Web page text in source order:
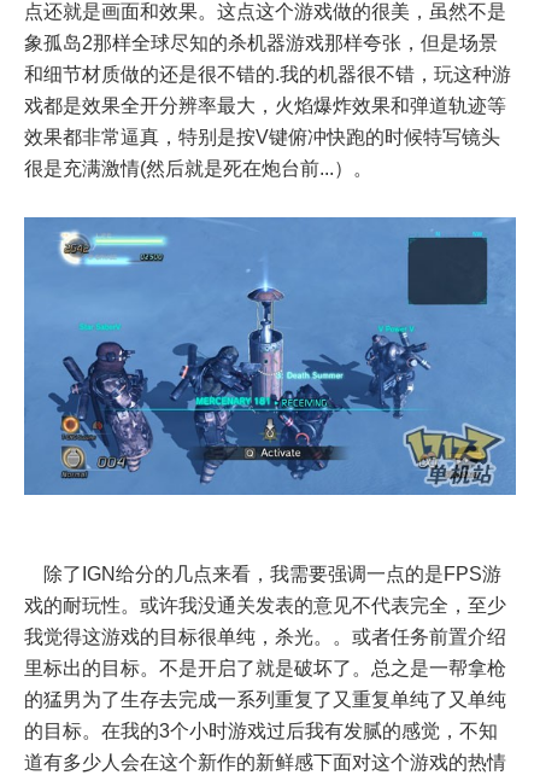
点还就是画面和效果。这点这个游戏做的很美，虽然不是
象孤岛2那样全球尽知的杀机器游戏那样夸张，但是场景
和细节材质做的还是很不错的.我的机器很不错，玩这种游
戏都是效果全开分辨率最大，火焰爆炸效果和弹道轨迹等
效果都非常逼真，特别是按V键俯冲快跑的时候特写镜头
很是充满激情(然后就是死在炮台前...）。
除了IGN给分的几点来看，我需要强调一点的是FPS游
戏的耐玩性。或许我没通关发表的意见不代表完全，至少
我觉得这游戏的目标很单纯，杀光。。或者任务前置介绍
里标出的目标。不是开启了就是破坏了。总之是一帮拿枪
的猛男为了生存去完成一系列重复了又重复单纯了又单纯
的目标。在我的3个小时游戏过后我有发腻的感觉，不知
道有多少人会在这个新作的新鲜感下面对这个游戏的热情